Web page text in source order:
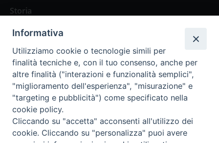
Storia
Abbonamenti
Abbonamento Annuale Digitale
Abbonamento Annuale Cartaceo
Abbonamento Singola Copia Digitale
Informativa
Utilizziamo cookie o tecnologie simili per
finalità tecniche e, con il tuo consenso, anche per
altre finalità ("interazioni e funzionalità semplici",
"miglioramento dell'esperienza", "misurazione" e
"targeting e pubblicità") come specificato nella
cookie policy.
Cliccando su "accetta" acconsenti all'utilizzo dei
cookie. Cliccando su "personalizza" puoi avere